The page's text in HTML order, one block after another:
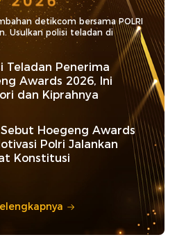
detikcom bersama POLRI
Usulkan polisi teladan di
Teladan Penerima
Awards 2026, Ini
dan Kiprahnya
Sebut Hoegeng Awards
Polri Jalankan
Konstitusi